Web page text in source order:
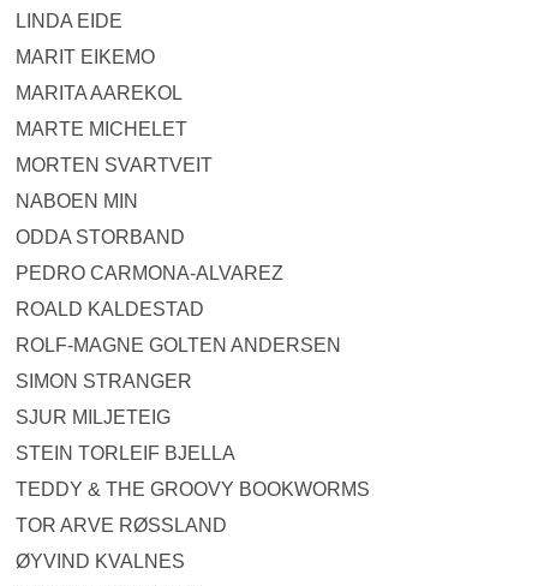
LINDA EIDE
MARIT EIKEMO
MARITA AAREKOL
MARTE MICHELET
MORTEN SVARTVEIT
NABOEN MIN
ODDA STORBAND
PEDRO CARMONA-ALVAREZ
ROALD KALDESTAD
ROLF-MAGNE GOLTEN ANDERSEN
SIMON STRANGER
SJUR MILJETEIG
STEIN TORLEIF BJELLA
TEDDY & THE GROOVY BOOKWORMS
TOR ARVE RØSSLAND
ØYVIND KVALNES